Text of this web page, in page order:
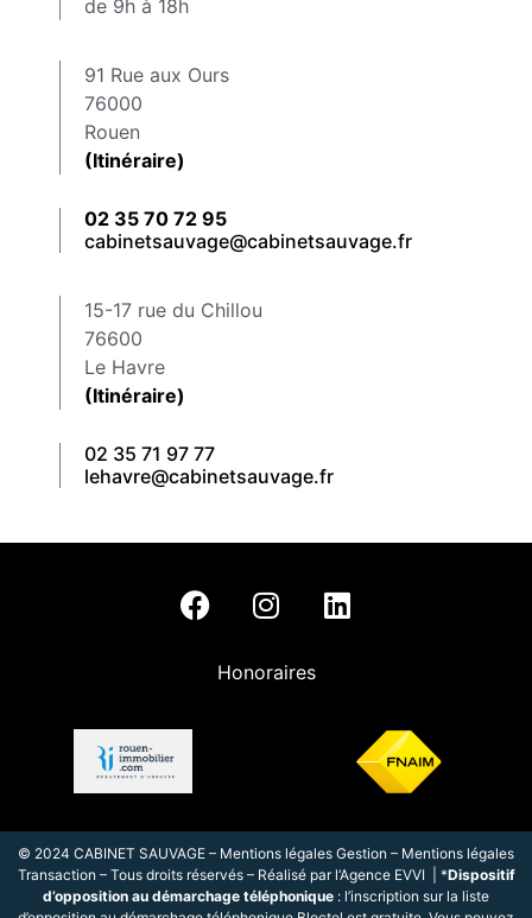
de 9h à 18h
91 Rue aux Ours
76000
Rouen
(Itinéraire)
02 35 70 72 95
cabinetsauvage@cabinetsauvage.fr
15-17 rue du Chillou
76600
Le Havre
(Itinéraire)
02 35 71 97 77
lehavre@cabinetsauvage.fr
Honoraires
© 2024 CABINET SAUVAGE – Mentions légales Gestion – Mentions légales
Transaction – Tous droits réservés – Réalisé par l‘Agence EVVI | *Dispositif
d’opposition au démarchage téléphonique : l’inscription sur la liste